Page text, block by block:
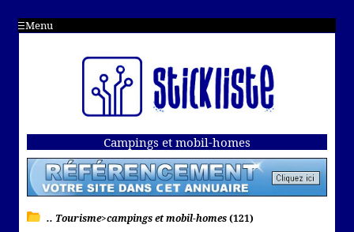
Menu
Campings et mobil-homes
.. Tourisme>campings et mobil-homes(121)